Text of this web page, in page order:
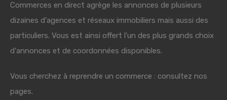
Commerces en direct agrège les annonces de plusieurs
dizaines d'agences et réseaux immobiliers mais aussi des
particuliers. Vous est ainsi offert l'un des plus grands choix
d'annonces et de coordonnées disponibles.
Vous cherchez à reprendre un commerce : consultez nos
pages.